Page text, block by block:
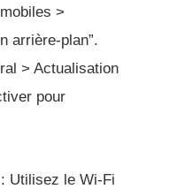
>
arrière-plan”.
> Actualisation
pour
: Utilisez le Wi-Fi